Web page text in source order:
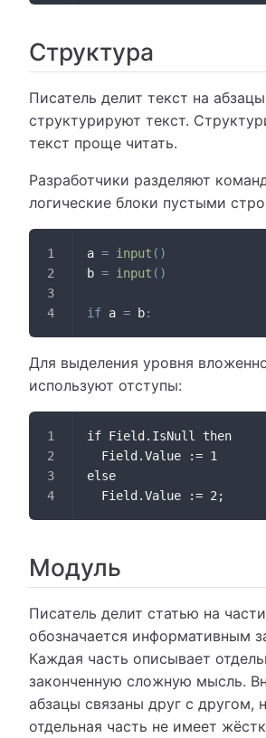
Структура
Писатель делит текст на
структурируют текст.
текст проще читать.
Разработчики разделяют
логические блоки пустыми
a = input ( )
b = input ( )
if a = b:
Для выделения уровня
используют отступы:
if Field.IsNull then
  Field.Value := 1
else
  Field.Value := 2;
Модуль
Писатель делит статью на
обозначается информативным
Каждая часть описывает
законченную сложную мысль.
абзацы связаны друг с другом,
отдельная часть не имеет